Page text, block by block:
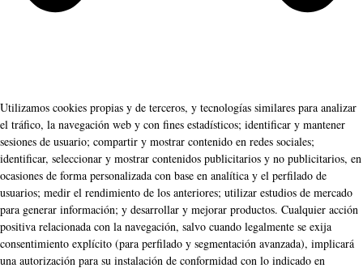
Utilizamos cookies propias y de terceros, y tecnologías similares para analizar
el tráfico, la navegación web y con fines estadísticos; identificar y mantener
sesiones de usuario; compartir y mostrar contenido en redes sociales;
identificar, seleccionar y mostrar contenidos publicitarios y no publicitarios, en
ocasiones de forma personalizada con base en analítica y el perfilado de
usuarios; medir el rendimiento de los anteriores; utilizar estudios de mercado
para generar información; y desarrollar y mejorar productos. Cualquier acción
positiva relacionada con la navegación, salvo cuando legalmente se exija
consentimiento explícito (para perfilado y segmentación avanzada), implicará
una autorización para su instalación de conformidad con lo indicado en